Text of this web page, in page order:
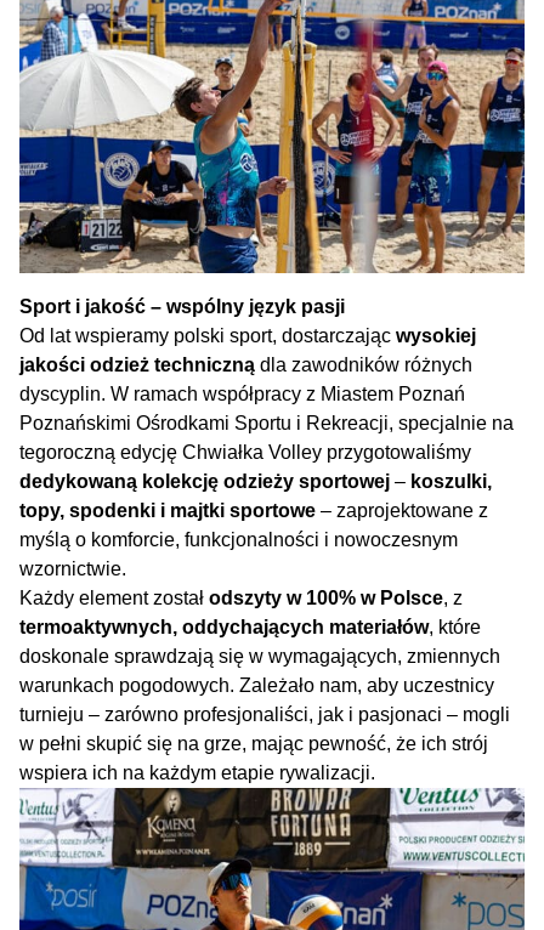
Sport i jakość – wspólny język pasji
Od lat wspieramy polski sport, dostarczając wysokiej
jakości odzież techniczną dla zawodników różnych
dyscyplin. W ramach współpracy z Miastem Poznań
Poznańskimi Ośrodkami Sportu i Rekreacji, specjalnie na
tegoroczną edycję Chwiałka Volley przygotowaliśmy
dedykowaną kolekcję odzieży sportowej – koszulki,
topy, spodenki i majtki sportowe – zaprojektowane z
myślą o komforcie, funkcjonalności i nowoczesnym
wzornictwie.
Każdy element został odszyty w 100% w Polsce, z
termoaktywnych, oddychających materiałów, które
doskonale sprawdzają się w wymagających, zmiennych
warunkach pogodowych. Zależało nam, aby uczestnicy
turnieju – zarówno profesjonaliści, jak i pasjonaci – mogli
w pełni skupić się na grze, mając pewność, że ich strój
wspiera ich na każdym etapie rywalizacji.